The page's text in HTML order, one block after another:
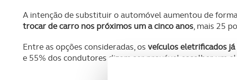
A intenção de substituir o automóvel aumentou de
trocar de carro nos próximos um a cinco anos, mais 25
Entre as opções consideradas, os veículos eletrificados
e 55% dos condutores dizem ser provável escolher um